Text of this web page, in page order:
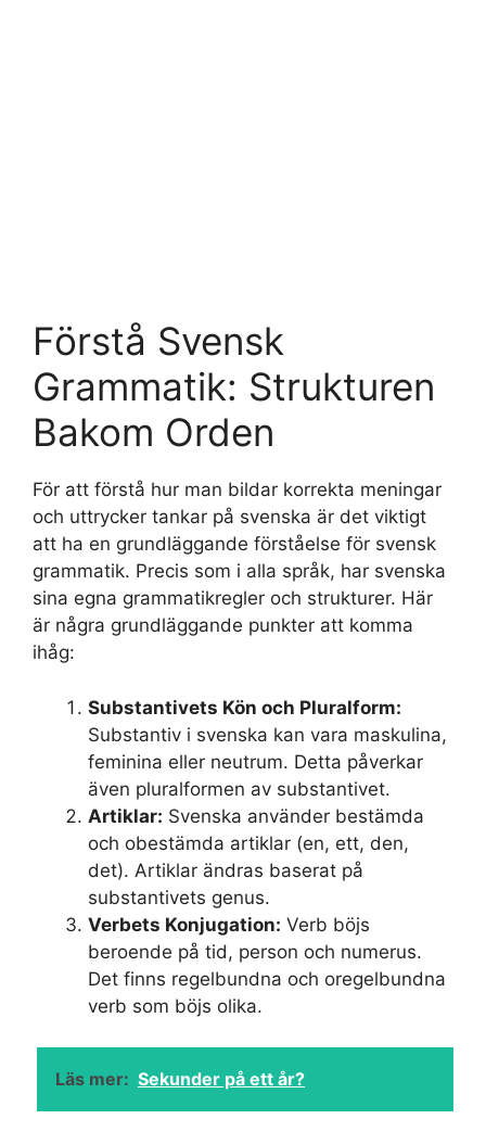
Förstå Svensk
Grammatik: Strukturen
Bakom Orden
För att förstå hur man bildar korrekta meningar
och uttrycker tankar på svenska är det viktigt
att ha en grundläggande förståelse för svensk
grammatik. Precis som i alla språk, har svenska
sina egna grammatikregler och strukturer. Här
är några grundläggande punkter att komma
ihåg:
Substantivets Kön och Pluralform:
Substantiv i svenska kan vara maskulina,
feminina eller neutrum. Detta påverkar
även pluralformen av substantivet.
Artiklar: Svenska använder bestämda
och obestämda artiklar (en, ett, den,
det). Artiklar ändras baserat på
substantivets genus.
Verbets Konjugation: Verb böjs
beroende på tid, person och numerus.
Det finns regelbundna och oregelbundna
verb som böjs olika.
Läs mer: Sekunder på ett år?